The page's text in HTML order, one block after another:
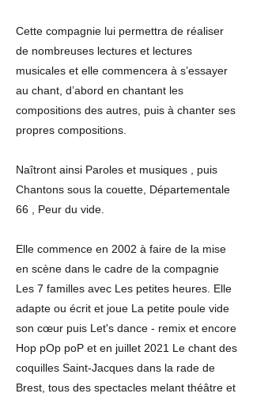
Cette compagnie lui permettra de réaliser
de nombreuses lectures et lectures
musicales et elle commencera à s’essayer
au chant, d’abord en chantant les
compositions des autres, puis à chanter ses
propres compositions.
Naîtront ainsi Paroles et musiques , puis
Chantons sous la couette, Départementale
66 , Peur du vide.
Elle commence en 2002 à faire de la mise
en scène dans le cadre de la compagnie
Les 7 familles avec Les petites heures. Elle
adapte ou écrit et joue La petite poule vide
son cœur puis Let's dance - remix et encore
Hop pOp poP et en juillet 2021 Le chant des
coquilles Saint-Jacques dans la rade de
Brest, tous des spectacles melant théâtre et